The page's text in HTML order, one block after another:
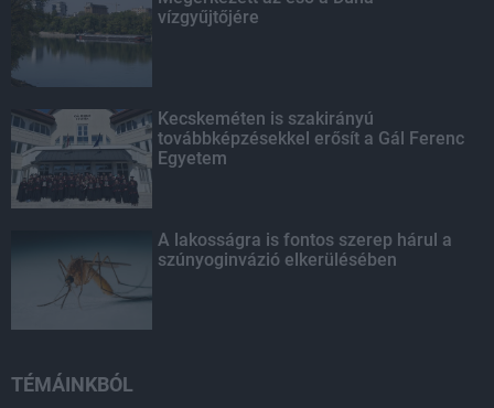
vízgyűjtőjére
Kecskeméten is szakirányú
továbbképzésekkel erősít a Gál Ferenc
Egyetem
A lakosságra is fontos szerep hárul a
szúnyoginvázió elkerülésében
TÉMÁINKBÓL